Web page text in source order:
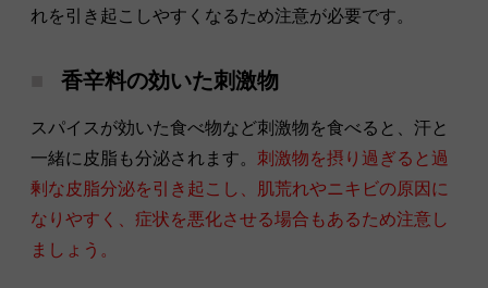
れを引き起こしやすくなるため注意が必要です。
香辛料の効いた刺激物
スパイスが効いた食べ物など刺激物を食べると、汗と
一緒に皮脂も分泌されます。 刺激物を摂り過ぎると過
剰な皮脂分泌を引き起こし、肌荒れやニキビの原因に
なりやすく、症状を悪化させる場合もあるため注意し
ましょう。